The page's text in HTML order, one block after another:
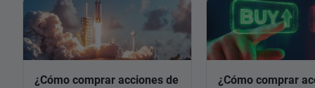
¿Cómo comprar acciones de
¿Cómo comprar